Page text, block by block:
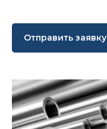
Отправить заявку